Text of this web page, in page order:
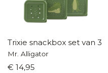
Trixie snackbox set van 3
Mr. Alligator
€ 14,95